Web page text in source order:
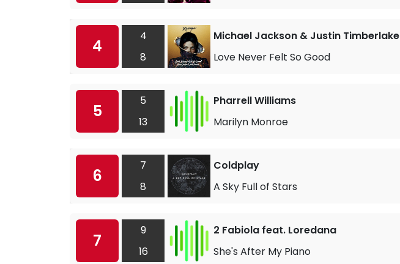
4
4
8
Michael Jackson & Justin Timberlake
Love Never Felt So Good
5
5
13
Pharrell Williams
Marilyn Monroe
6
7
8
Coldplay
A Sky Full of Stars
7
9
16
2 Fabiola feat. Loredana
She's After My Piano